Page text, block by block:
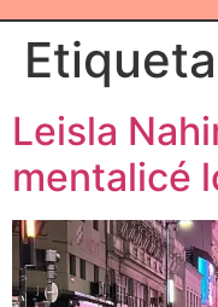
Leisla
mentalicé